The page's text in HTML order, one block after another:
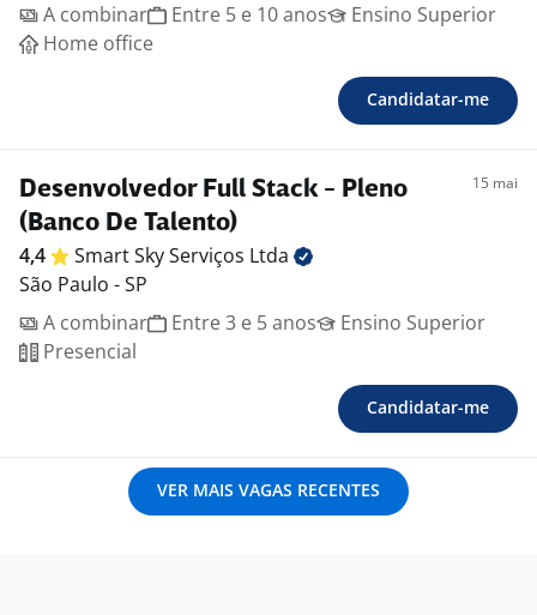
A combinar
Entre 5 e 10 anos
Ensino Superior
Home office
Candidatar-me
Desenvolvedor Full Stack - Pleno
(Banco De Talento)
15 mai
4,4 Smart Sky Serviços Ltda
São Paulo - SP
A combinar
Entre 3 e 5 anos
Ensino Superior
Presencial
Candidatar-me
VER MAIS VAGAS RECENTES